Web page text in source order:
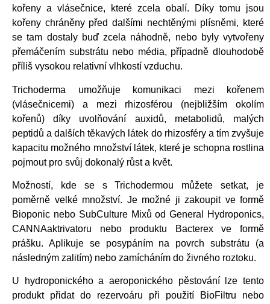
kořeny a vlásečnice, které zcela obalí. Díky tomu jsou
kořeny chráněny před dalšími nechtěnými plísněmi, které
se tam dostaly buď zcela náhodně, nebo byly vytvořeny
přemáčením substrátu nebo média, případně dlouhodobě
příliš vysokou relativní vlhkostí vzduchu.
Trichoderma umožňuje komunikaci mezi kořenem
(vlásečnicemi) a mezi rhizosférou (nejbližším okolím
kořenů) díky uvolňování auxidů, metabolidů, malých
peptidů a dalších těkavých látek do rhizosféry a tím zvyšuje
kapacitu možného množství látek, které je schopna rostlina
pojmout pro svůj dokonalý růst a květ.
Možností, kde se s Trichodermou můžete setkat, je
poměrně velké množství. Je možné ji zakoupit ve formě
Bioponic nebo SubCulture Mixů od General Hydroponics,
CANNAaktrivatoru nebo produktu Bacterex ve formě
prášku. Aplikuje se posypáním na povrch substrátu (a
následným zalitím) nebo zamícháním do živného roztoku.
U hydroponického a aeroponického pěstování lze tento
produkt přidat do rezervoáru při použití BioFiltru nebo